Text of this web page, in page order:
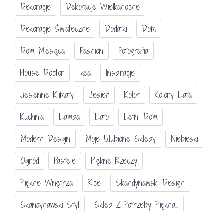
Dekoracje
Dekoracje Wielkanocne
Dekoracje Świateczne
Dodatki
Dom
Dom Miesiąca
Fashion
Fotografia
House Doctor
Ikea
Inspiracje
Jesienne Klimaty
Jesień Kolor
Kolory Lata
Kuchnia
Lampa Lato
Letni Dom
Modern Design
Moje Ulubione Sklepy
Niebieski
Ogród
Pastele
Piękne Rzeczy
Piękne Wnętrza
Rice
Skandynawski Design
Skandynawski Styl
Sklep Z Potrzeby Piękna...